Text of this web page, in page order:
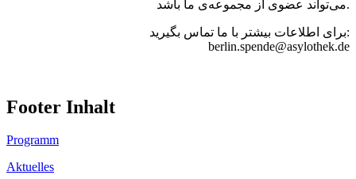
می‌تواند عضوی از مجموعه‌ی ما باشد.
برای اطلاعات بیشتر با ما تماس بگیرید:
berlin.spende@asylothek.de
Footer Inhalt
Programm
Aktuelles